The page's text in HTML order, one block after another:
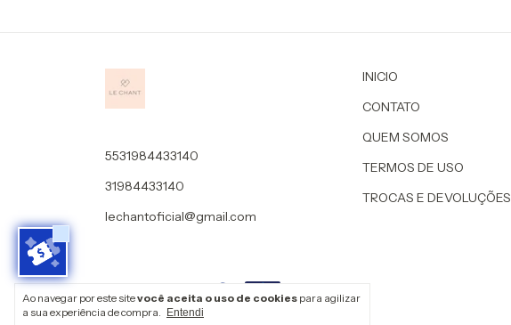
Ao navegar por este sitevocê aceita o uso de cookies para agilizar
a sua experiência de compra.
Entendi
5531984433140
31984433140
lechantoficial@gmail.com
INICIO
CONTATO
QUEM SOMOS
TERMOS DE USO
TROCAS E DEVOLUÇÕES